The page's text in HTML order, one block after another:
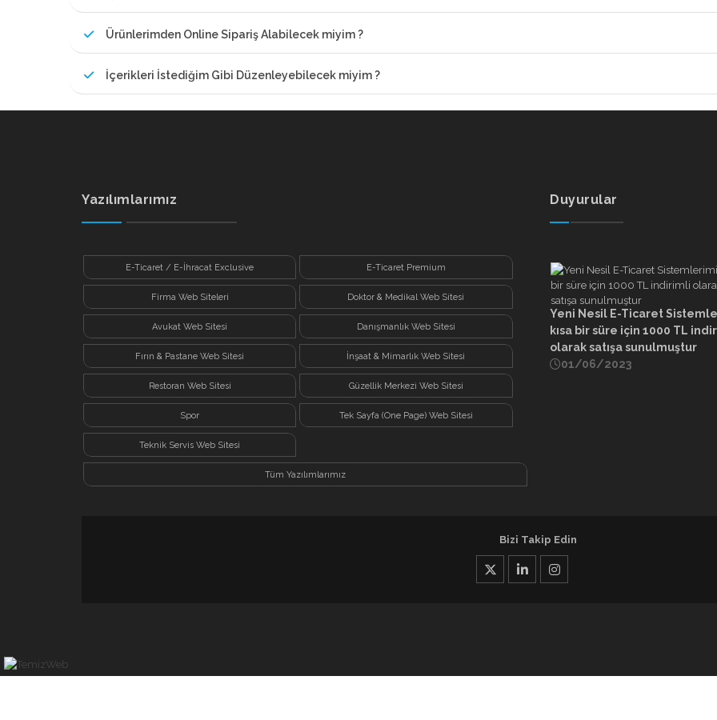
Ürünlerimden Online Sipariş Alabilecek miyim ?
İçerikleri İstediğim Gibi Düzenleyebilecek miyim ?
Yazılımlarımız
E-Ticaret / E-İhracat Exclusive E-Ticaret Premium
Firma Web Siteleri Doktor & Medikal Web Sitesi
Avukat Web Sitesi Danışmanlık Web Sitesi
Fırın & Pastane Web Sitesi İnşaat & Mimarlık Web Sitesi
Restoran Web Sitesi Güzellik Merkezi Web Sitesi
Spor Tek Sayfa (One Page) Web Sitesi
Teknik Servis Web Sitesi
Tüm Yazılımlarımız
Duyurular
Yeni Nesil E-Ticaret
kısa bir süre için 1000 TL
olarak satışa sunulmuştur
01/06/2023
Bizi Takip Edin